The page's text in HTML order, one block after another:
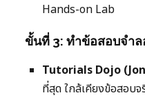
Hands-on Lab
ขั้นที่ 3: ทำข้อสอบจำล
Tutorials Dojo
ที่สุด ใกล้เคียงข้อสอบ